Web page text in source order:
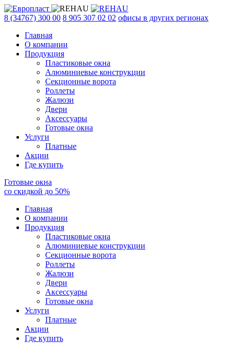
8 (34767) 300 00 8 905 307 02 02 офисы в других регионах
Главная
О компании
Продукция
Пластиковые окна
Алюминиевые конструкции
Секционные ворота
Роллеты
Жалюзи
Двери
Аксессуары
Готовые окна
Услуги
Платные
Акции
Где купить
Готовые окна
со скидкой до 50%
Главная
О компании
Продукция
Пластиковые окна
Алюминиевые конструкции
Секционные ворота
Роллеты
Жалюзи
Двери
Аксессуары
Готовые окна
Услуги
Платные
Акции
Где купить